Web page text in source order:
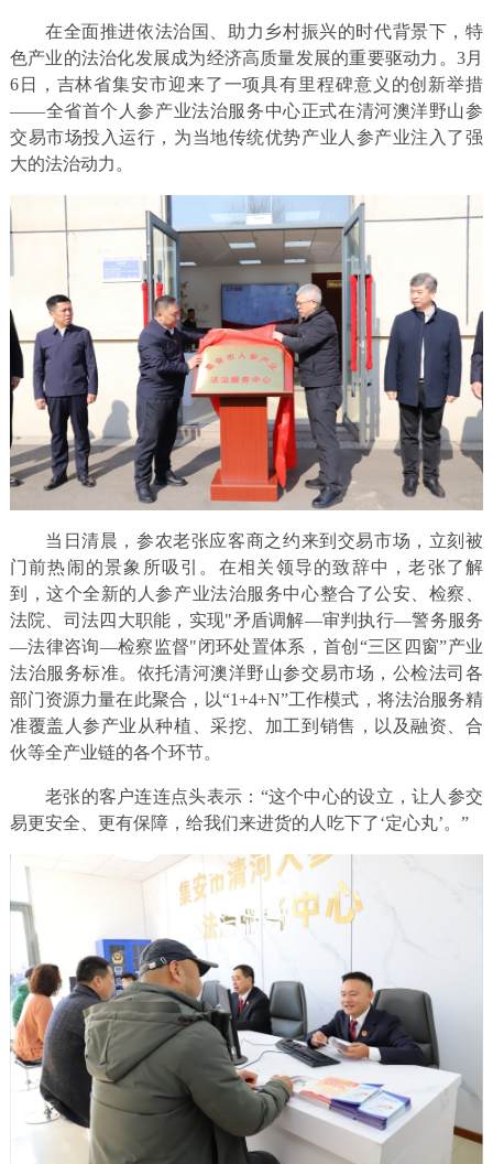
在全面推进依法治国、助力乡村振兴的时代背景下，特
色产业的法治化发展成为经济高质量发展的重要驱动力。3月
6日，吉林省集安市迎来了一项具有里程碑意义的创新举措
——全省首个人参产业法治服务中心正式在清河澳洋野山参
交易市场投入运行，为当地传统优势产业人参产业注入了强
大的法治动力。
当日清晨，参农老张应客商之约来到交易市场，立刻被
门前热闹的景象所吸引。在相关领导的致辞中，老张了解
到，这个全新的人参产业法治服务中心整合了公安、检察、
法院、司法四大职能，实现"矛盾调解—审判执行—警务服务
—法律咨询—检察监督"闭环处置体系，首创“三区四窗”产业
法治服务标准。依托清河澳洋野山参交易市场，公检法司各
部门资源力量在此聚合，以“1+4+N”工作模式，将法治服务精
准覆盖人参产业从种植、采挖、加工到销售，以及融资、合
伙等全产业链的各个环节。
老张的客户连连点头表示：“这个中心的设立，让人参交
易更安全、更有保障，给我们来进货的人吃下了‘定心丸’。”